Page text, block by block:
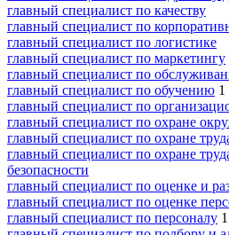
главный специалист по качеству
главный специалист по
главный специалист по логистике
главный специалист по маркетингу
главный специалист по
главный специалист по обучению 1
главный специалист по
главный специалист по охране
главный специалист по охране
главный специалист по охране
безопасности
главный специалист по оценке и
главный специалист по оценке
главный специалист по персоналу 1